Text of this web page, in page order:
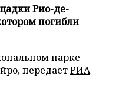
Рио-де-
погибли
парке
передаетРИА